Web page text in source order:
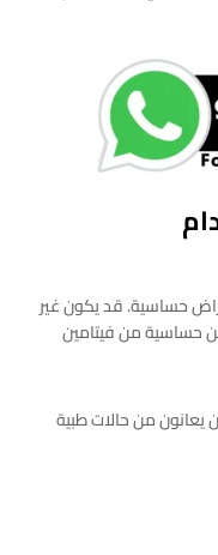
حساسية. قد يكون غير
حساسية من فيتامين
يعانون من حالات طبية